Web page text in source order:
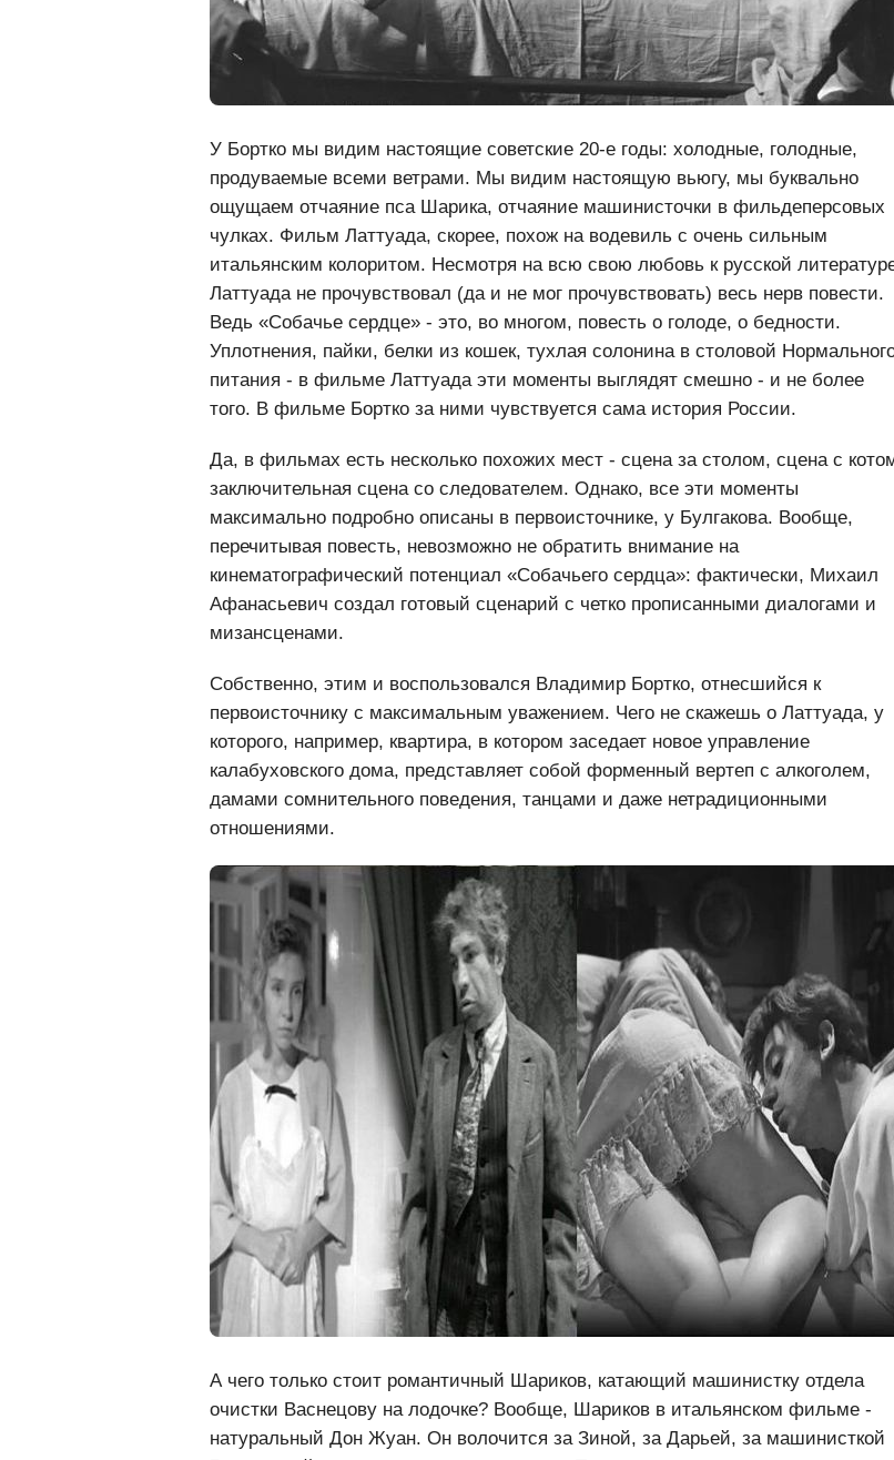
У Бортко мы видим настоящие советские 20-е годы: холодные, голодные,
продуваемые всеми ветрами. Мы видим настоящую вьюгу, мы буквально
ощущаем отчаяние пса Шарика, отчаяние машинисточки в фильдеперсовых
чулках. Фильм Латтуада, скорее, похож на водевиль с очень сильным
итальянским колоритом. Несмотря на всю свою любовь к русской литературе,
Латтуада не прочувствовал (да и не мог прочувствовать) весь нерв повести.
Ведь «Собачье сердце» - это, во многом, повесть о голоде, о бедности.
Уплотнения, пайки, белки из кошек, тухлая солонина в столовой Нормального
питания - в фильме Латтуада эти моменты выглядят смешно - и не более
Да, в фильмах есть несколько похожих мест - сцена за столом, сцена с котом,
заключительная сцена со следователем. Однако, все эти моменты
максимально подробно описаны в первоисточнике, у Булгакова. Вообще,
перечитывая повесть, невозможно не обратить внимание на
кинематографический потенциал «Собачьего сердца»: фактически, Михаил
Афанасьевич создал готовый сценарий с четко прописанными диалогами и
Собственно, этим и воспользовался Владимир Бортко, отнесшийся к
первоисточнику с максимальным уважением. Чего не скажешь о Латтуада, у
которого, например, квартира, в котором заседает новое управление
калабуховского дома, представляет собой форменный вертеп с алкоголем,
дамами сомнительного поведения, танцами и даже нетрадиционными
А чего только стоит романтичный Шариков, катающий машинистку отдела
очистки Васнецову на лодочке? Вообще, Шариков в итальянском фильме -